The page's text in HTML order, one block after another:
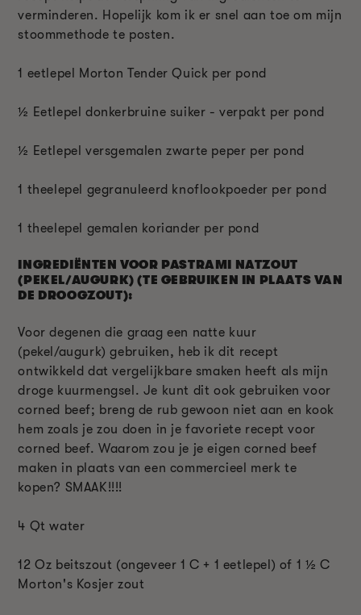
verminderen. Hopelijk kom ik er snel aan toe om mijn
stoommethode te posten.
1 eetlepel Morton Tender Quick per pond
½ Eetlepel donkerbruine suiker - verpakt per pond
½ Eetlepel versgemalen zwarte peper per pond
1 theelepel gegranuleerd knoflookpoeder per pond
1 theelepel gemalen koriander per pond
INGREDIËNTEN VOOR PASTRAMI NATZOUT
(PEKEL/AUGURK) (TE GEBRUIKEN IN PLAATS VAN
DE DROOGZOUT):
Voor degenen die graag een natte kuur
(pekel/augurk) gebruiken, heb ik dit recept
ontwikkeld dat vergelijkbare smaken heeft als mijn
droge kuurmengsel. Je kunt dit ook gebruiken voor
corned beef; breng de rub gewoon niet aan en kook
hem zoals je zou doen in je favoriete recept voor
corned beef. Waarom zou je je eigen corned beef
maken in plaats van een commercieel merk te
kopen? SMAAK!!!!
4 Qt water
12 Oz beitszout (ongeveer 1 C + 1 eetlepel) of 1 ½ C
Morton's Kosjer zout